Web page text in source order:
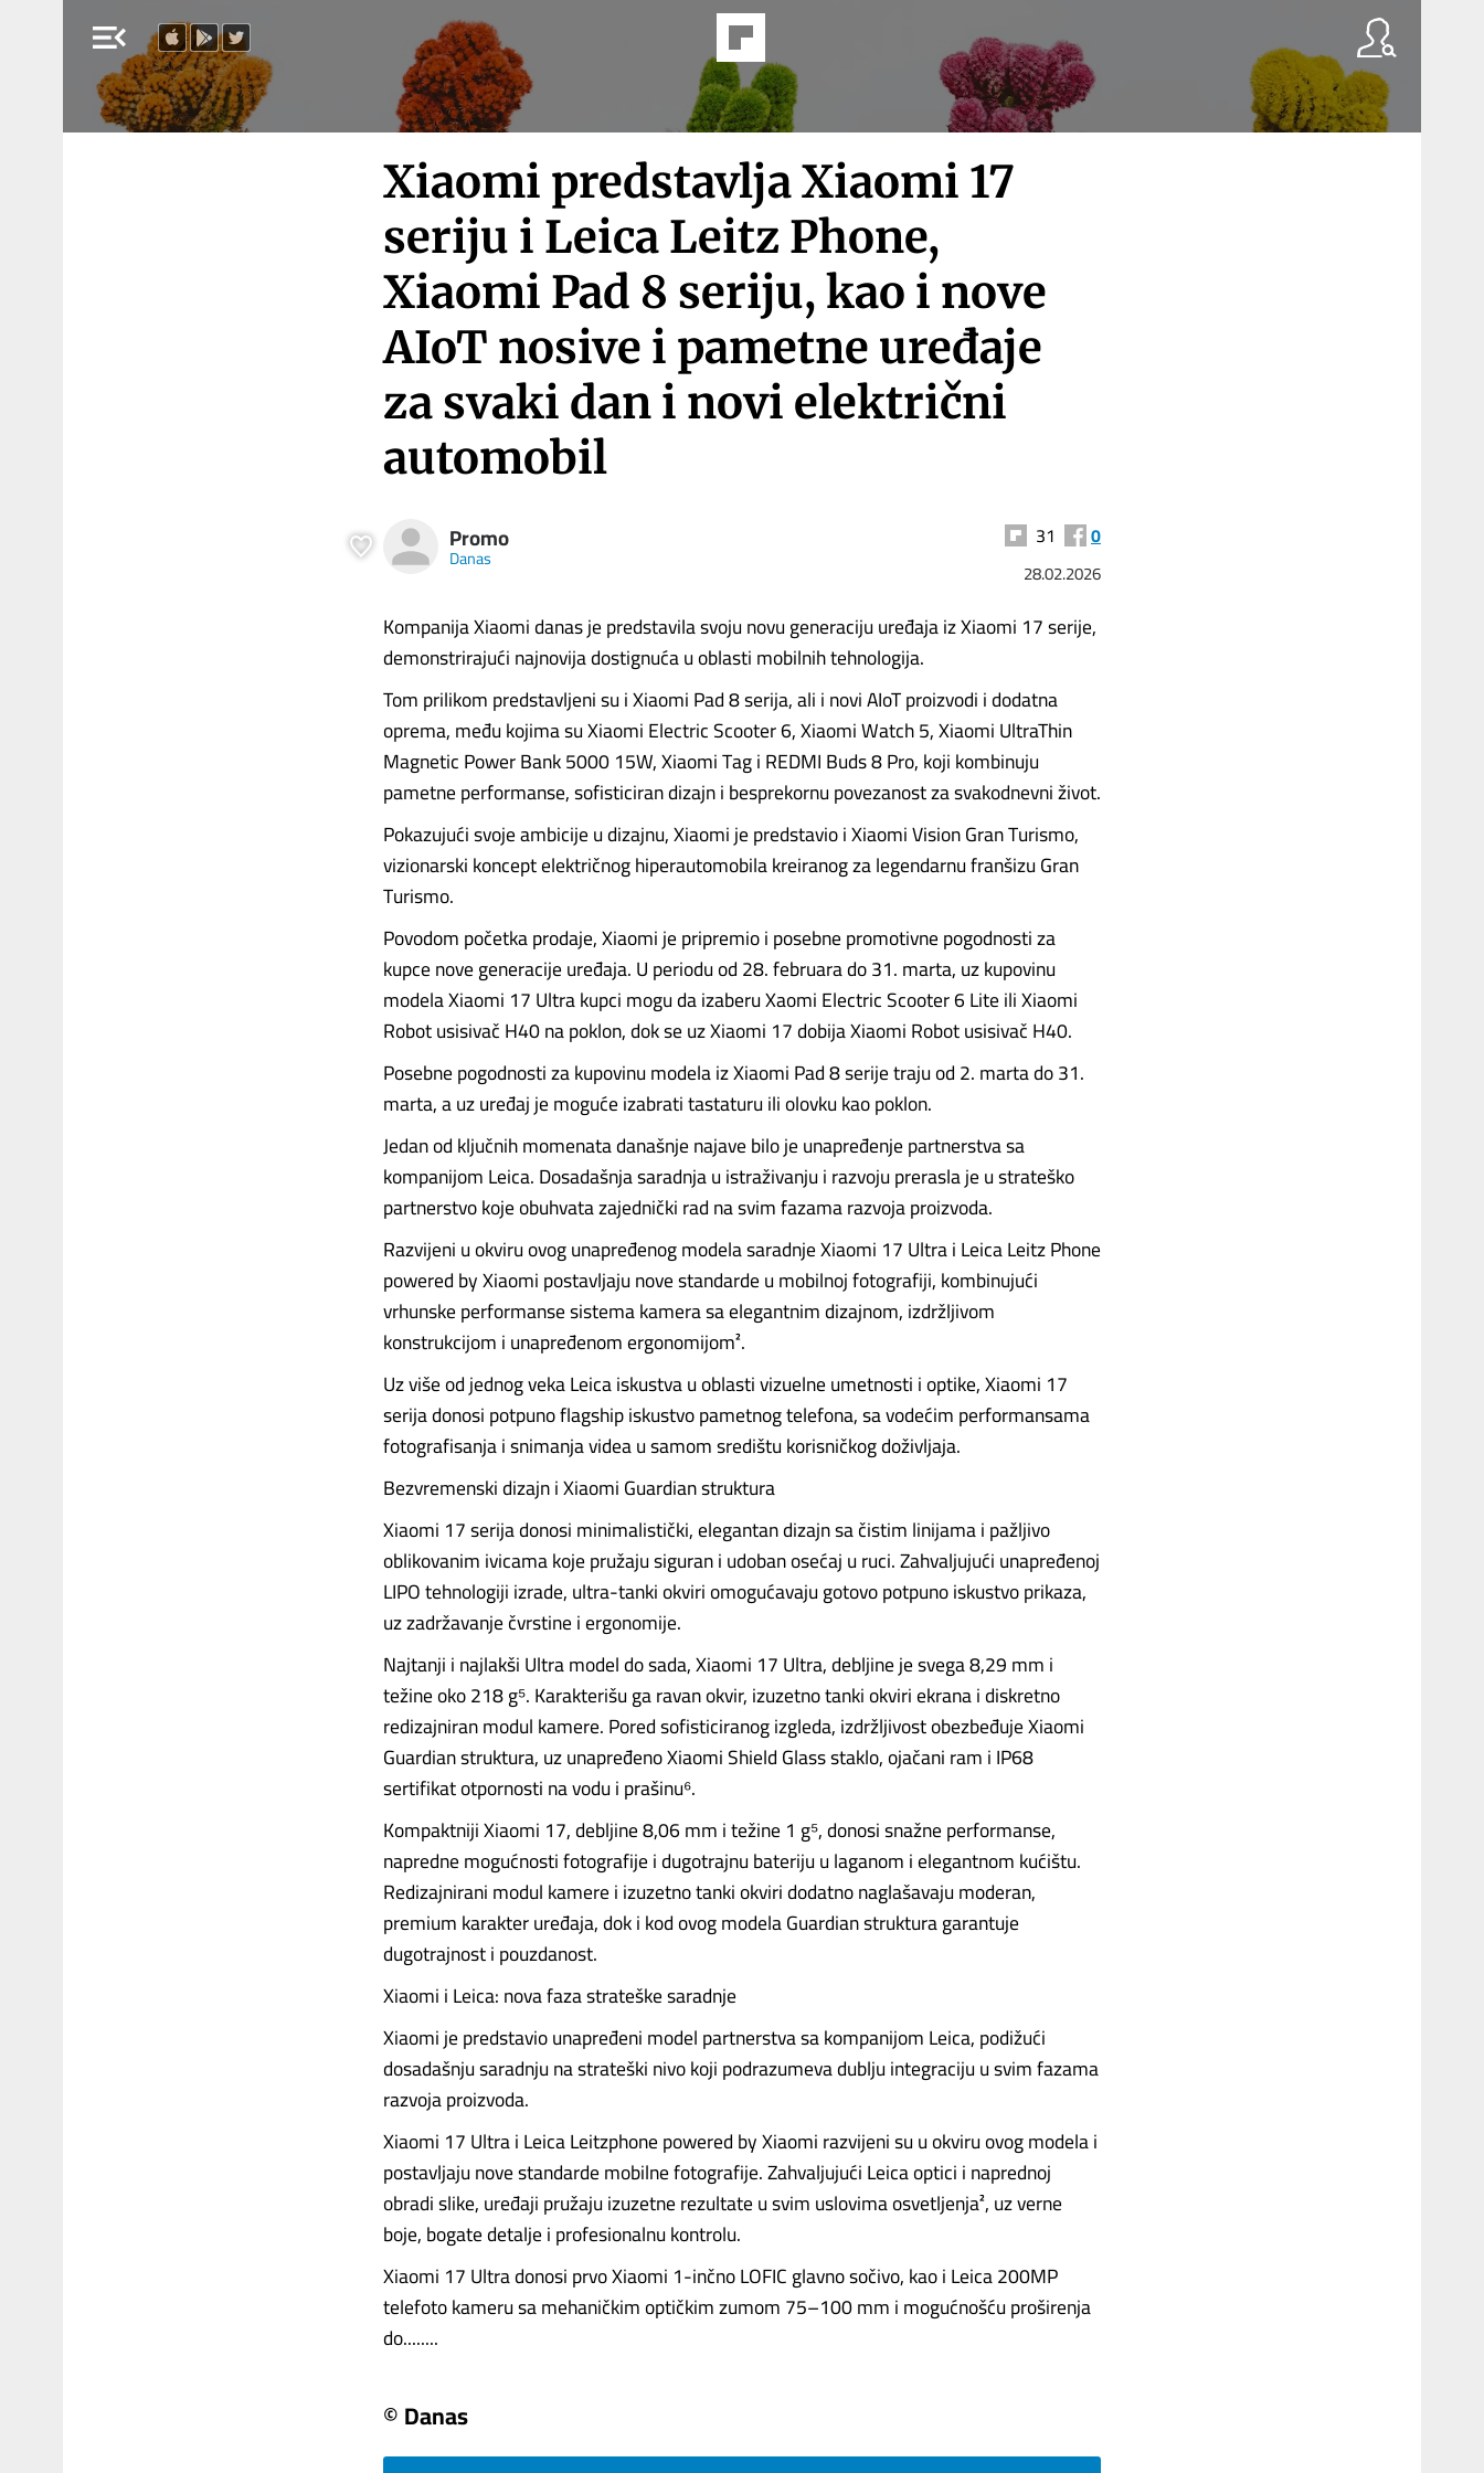
menu_open
Xiaomi predstavlja Xiaomi 17
seriju i Leica Leitz Phone,
Xiaomi Pad 8 seriju, kao i nove
AIoT nosive i pametne uređaje
za svaki dan i novi električni
automobil
Promo
Danas
31 0
28.02.2026
Kompanija Xiaomi danas je predstavila svoju novu generaciju uređaja iz Xiaomi 17 serije,
demonstrirajući najnovija dostignuća u oblasti mobilnih tehnologija.
Tom prilikom predstavljeni su i Xiaomi Pad 8 serija, ali i novi AIoT proizvodi i dodatna
oprema, među kojima su Xiaomi Electric Scooter 6, Xiaomi Watch 5, Xiaomi UltraThin
Magnetic Power Bank 5000 15W, Xiaomi Tag i REDMI Buds 8 Pro, koji kombinuju
pametne performanse, sofisticiran dizajn i besprekornu povezanost za svakodnevni život.
Pokazujući svoje ambicije u dizajnu, Xiaomi je predstavio i Xiaomi Vision Gran Turismo,
vizionarski koncept električnog hiperautomobila kreiranog za legendarnu franšizu Gran
Turismo.
Povodom početka prodaje, Xiaomi je pripremio i posebne promotivne pogodnosti za
kupce nove generacije uređaja. U periodu od 28. februara do 31. marta, uz kupovinu
modela Xiaomi 17 Ultra kupci mogu da izaberu Xaomi Electric Scooter 6 Lite ili Xiaomi
Robot usisivač H40 na poklon, dok se uz Xiaomi 17 dobija Xiaomi Robot usisivač H40.
Posebne pogodnosti za kupovinu modela iz Xiaomi Pad 8 serije traju od 2. marta do 31.
marta, a uz uređaj je moguće izabrati tastaturu ili olovku kao poklon.
Jedan od ključnih momenata današnje najave bilo je unapređenje partnerstva sa
kompanijom Leica. Dosadašnja saradnja u istraživanju i razvoju prerasla je u strateško
partnerstvo koje obuhvata zajednički rad na svim fazama razvoja proizvoda.
Razvijeni u okviru ovog unapređenog modela saradnje Xiaomi 17 Ultra i Leica Leitz Phone
powered by Xiaomi postavljaju nove standarde u mobilnoj fotografiji, kombinujući
vrhunske performanse sistema kamera sa elegantnim dizajnom, izdržljivom
konstrukcijom i unapređenom ergonomijom².
Uz više od jednog veka Leica iskustva u oblasti vizuelne umetnosti i optike, Xiaomi 17
serija donosi potpuno flagship iskustvo pametnog telefona, sa vodećim performansama
fotografisanja i snimanja videa u samom središtu korisničkog doživljaja.
Bezvremenski dizajn i Xiaomi Guardian struktura
Xiaomi 17 serija donosi minimalistički, elegantan dizajn sa čistim linijama i pažljivo
oblikovanim ivicama koje pružaju siguran i udoban osećaj u ruci. Zahvaljujući unapređenoj
LIPO tehnologiji izrade, ultra-tanki okviri omogućavaju gotovo potpuno iskustvo prikaza,
uz zadržavanje čvrstine i ergonomije.
Najtanji i najlakši Ultra model do sada, Xiaomi 17 Ultra, debljine je svega 8,29 mm i
težine oko 218 g⁵. Karakterišu ga ravan okvir, izuzetno tanki okviri ekrana i diskretno
redizajniran modul kamere. Pored sofisticiranog izgleda, izdržljivost obezbeđuje Xiaomi
Guardian struktura, uz unapređeno Xiaomi Shield Glass staklo, ojačani ram i IP68
sertifikat otpornosti na vodu i prašinu⁶.
Kompaktniji Xiaomi 17, debljine 8,06 mm i težine 1 g⁵, donosi snažne performanse,
napredne mogućnosti fotografije i dugotrajnu bateriju u laganom i elegantnom kućištu.
Redizajnirani modul kamere i izuzetno tanki okviri dodatno naglašavaju moderan,
premium karakter uređaja, dok i kod ovog modela Guardian struktura garantuje
dugotrajnost i pouzdanost.
Xiaomi i Leica: nova faza strateške saradnje
Xiaomi je predstavio unapređeni model partnerstva sa kompanijom Leica, podižući
dosadašnju saradnju na strateški nivo koji podrazumeva dublju integraciju u svim fazama
razvoja proizvoda.
Xiaomi 17 Ultra i Leica Leitzphone powered by Xiaomi razvijeni su u okviru ovog modela i
postavljaju nove standarde mobilne fotografije. Zahvaljujući Leica optici i naprednoj
obradi slike, uređaji pružaju izuzetne rezultate u svim uslovima osvetljenja², uz verne
boje, bogate detalje i profesionalnu kontrolu.
Xiaomi 17 Ultra donosi prvo Xiaomi 1-inčno LOFIC glavno sočivo, kao i Leica 200MP
telefoto kameru sa mehaničkim optičkim zumom 75–100 mm i mogućnošću proširenja
do........
© Danas